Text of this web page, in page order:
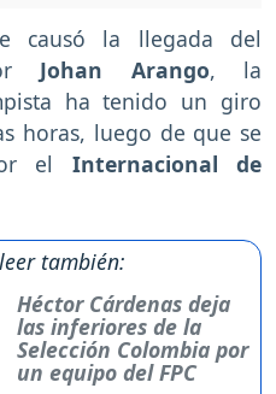
causó la llegada del
Johan Arango, la
ha tenido un giro
horas, luego de que se
el Internacional de
también:
Héctor Cárdenas deja
las inferiores de la
Selección Colombia por
un equipo del FPC